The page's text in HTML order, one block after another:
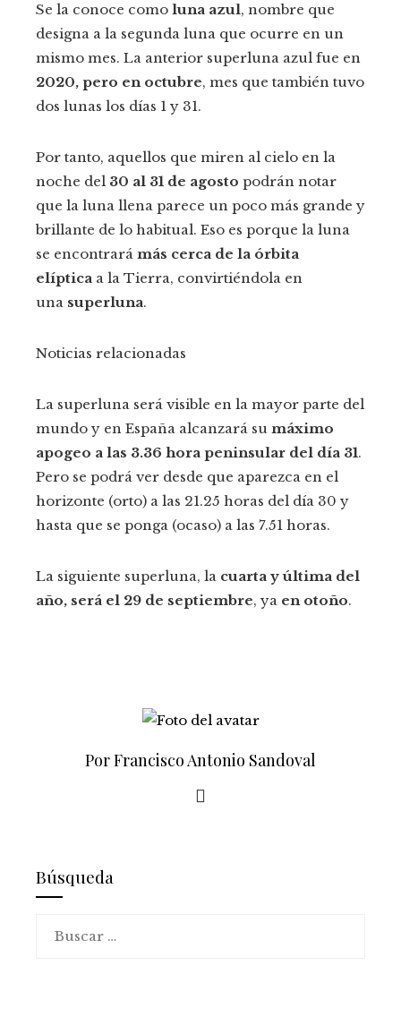
Se la conoce como luna azul, nombre que
designa a la segunda luna que ocurre en un
mismo mes. La anterior superluna azul fue en
2020, pero en octubre, mes que también tuvo
dos lunas los días 1 y 31.
Por tanto, aquellos que miren al cielo en la
noche del 30 al 31 de agosto podrán notar
que la luna llena parece un poco más grande y
brillante de lo habitual. Eso es porque la luna
se encontrará más cerca de la órbita
elíptica a la Tierra, convirtiéndola en
una superluna.
Noticias relacionadas
La superluna será visible en la mayor parte del
mundo y en España alcanzará su máximo
apogeo a las 3.36 hora peninsular del día 31.
Pero se podrá ver desde que aparezca en el
horizonte (orto) a las 21.25 horas del día 30 y
hasta que se ponga (ocaso) a las 7.51 horas.
La siguiente superluna, la cuarta y última del
año, será el 29 de septiembre, ya en otoño.
Por Francisco Antonio Sandoval
Búsqueda